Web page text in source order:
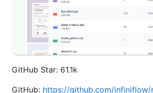
GitHub Star: 61.1k
GitHub: https://github.com/